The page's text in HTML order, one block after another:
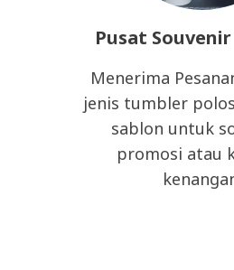
Pusat
Menerima
jenis tumbler
sablon untuk
promosi atau